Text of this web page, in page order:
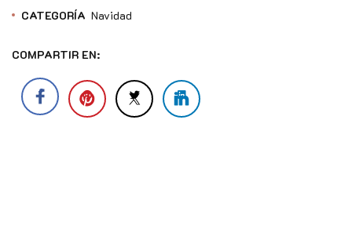
CATEGORÍA Navidad
COMPARTIR EN: